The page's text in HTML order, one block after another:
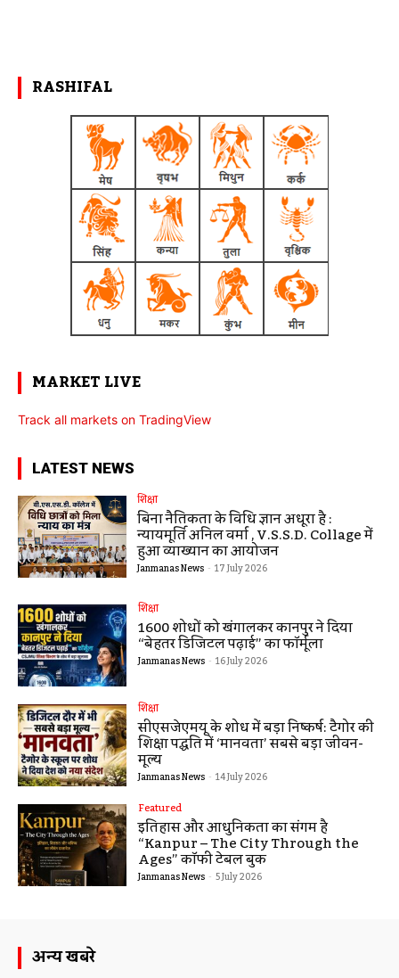
RASHIFAL
MARKET LIVE
Track all markets on TradingView
LATEST NEWS
शिक्षा
बिना नैतिकता के विधि ज्ञान अधूरा है :
न्यायमूर्ति अनिल वर्मा , V.S.S.D. Collage में
हुआ व्याख्यान का आयोजन
Janmanas News - 17 July 2026
शिक्षा
1600 शोधों को खंगालकर कानपुर ने दिया
“बेहतर डिजिटल पढ़ाई” का फॉर्मूला
Janmanas News - 16 July 2026
शिक्षा
सीएसजेएमयू के शोध में बड़ा निष्कर्ष: टैगोर की
शिक्षा पद्धति में ‘मानवता’ सबसे बड़ा जीवन-
मूल्य
Janmanas News - 14 July 2026
Featured
इतिहास और आधुनिकता का संगम है
“Kanpur – The City Through the
Ages” कॉफी टेबल बुक
Janmanas News - 5 July 2026
अन्य खबरे